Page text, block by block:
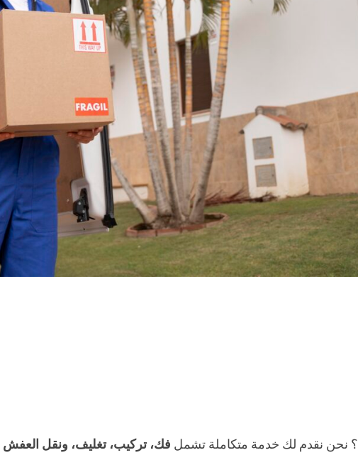
؟ نحن نقدم لك خدمة متكاملة تشمل فك، تركيب، تغليف، ونقل العفش